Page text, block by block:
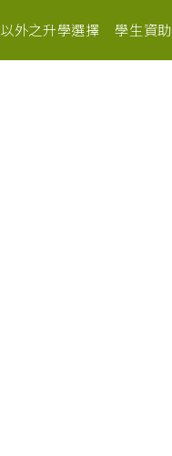
外之升學選擇 學生資助